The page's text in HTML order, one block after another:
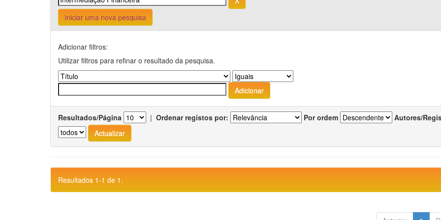
Iniciar uma nova pesquisa
Adicionar filtros:
Utilizar filtros para refinar o resultado da pesquisa.
Resultados/Página | Ordenar registos por: Por ordem Autores/
Resultados 1-1 de 1.